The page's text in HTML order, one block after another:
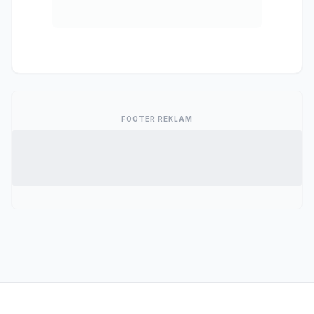
FOOTER REKLAM